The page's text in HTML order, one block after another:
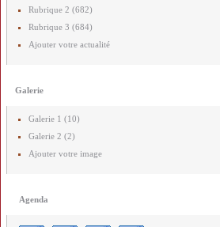
Rubrique 2 (682)
Rubrique 3 (684)
Ajouter votre actualité
Galerie
Galerie 1 (10)
Galerie 2 (2)
Ajouter votre image
Agenda